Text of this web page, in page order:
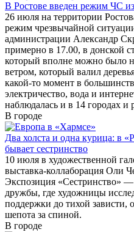
В Ростове введен режим ЧС
26 июля на территории
режим чрезвычайной
администрации Александр
примерно в 17.00, в донской
который вполне можно было
ветром, который валил
какой-то момент в
электричество, вода и
наблюдалась и в 14 городах и
В городе
Два холста и одна курица: в
бывает сестринство
10 июля в художественной
выставка-коллаборация Оли
Экспозиция «Сестринство»
дружбы, где художницы
поддержки до тихой зависти,
шепота за спиной.
В городе